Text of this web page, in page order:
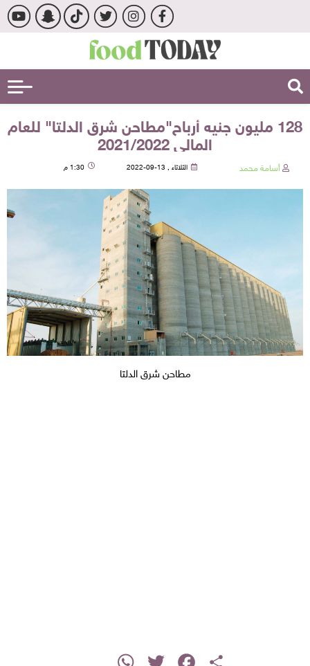
128 مليون جنيه أرباح"مطاحن شرق الدلتا" للعام
المالي 2021/2022
أسامة محمد الثلاثاء , 13-09-2022 1:30 م
مطاحن شرق الدلتا
Share
Facebook
Twitter
WhatsApp